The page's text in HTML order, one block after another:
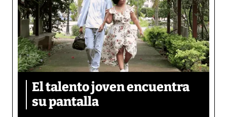
El talento joven encuentra
su pantalla​